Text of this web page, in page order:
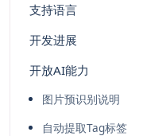
支持语言
开发进展
开放AI能力
图片预识别说明
自动提取Tag标签